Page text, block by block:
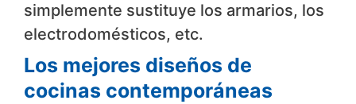
simplemente sustituye los armarios, los
electrodomésticos, etc.
Los mejores diseños de
cocinas contemporáneas